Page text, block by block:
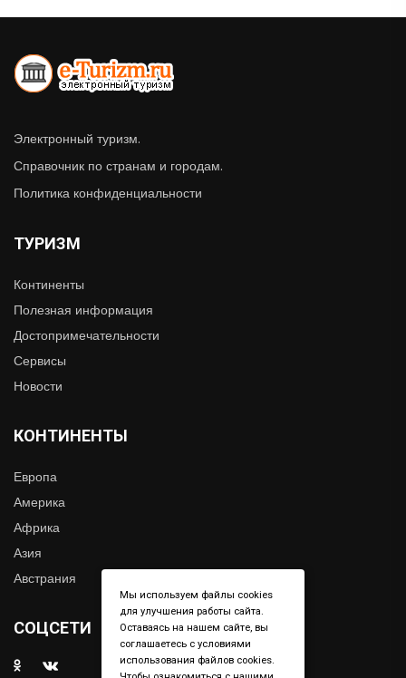
Электронный туризм.
Справочник по странам и городам.
Политика конфиденциальности
ТУРИЗМ
Континенты
Полезная информация
Достопримечательности
Сервисы
Новости
КОНТИНЕНТЫ
Европа
Америка
Африка
Азия
Австрания
СОЦСЕТИ
Мы используем файлы cookies
для улучшения работы сайта.
Оставаясь на нашем сайте, вы
соглашаетесь с условиями
использования файлов cookies.